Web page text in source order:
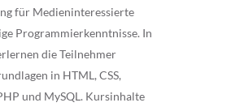
für Medieninteressierte
Programmierkenntnisse. In
die Teilnehmer
in HTML, CSS,
und MySQL. Kursinhalte